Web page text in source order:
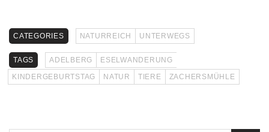
CATEGORIES NATURREICH UNTERWEGS
TAGS ADELBERG
ESELWANDERUNG
KINDERGEBURTSTAG
NATUR TIERE ZACHERSMÜHLE